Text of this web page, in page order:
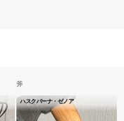
斧
ハスクバーナ・ゼノア